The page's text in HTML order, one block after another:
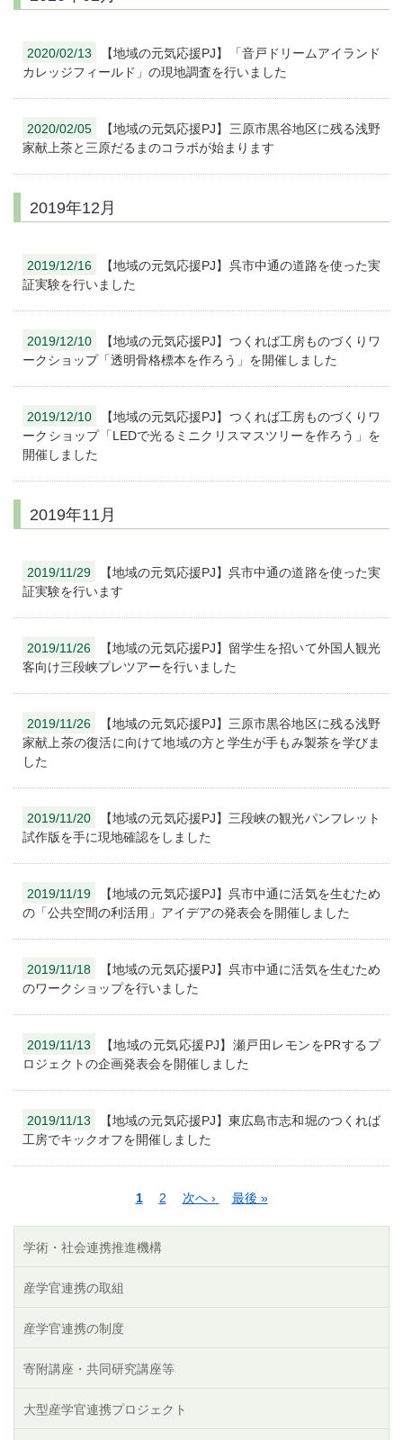
2020/02/13
【地域の元気応援PJ】「音戸ドリームアイランド
カレッジフィールド」の現地調査を行いました
2020/02/05
【地域の元気応援PJ】三原市黒谷地区に残る浅野
家献上茶と三原だるまのコラボが始まります
2019年12月
2019/12/16
【地域の元気応援PJ】呉市中通の道路を使った実
証実験を行いました
2019/12/10
【地域の元気応援PJ】つくれば工房ものづくりワ
ークショップ「透明骨格標本を作ろう」を開催しました
2019/12/10
【地域の元気応援PJ】つくれば工房ものづくりワ
ークショップ「LEDで光るミニクリスマスツリーを作ろう」を
開催しました
2019年11月
2019/11/29
【地域の元気応援PJ】呉市中通の道路を使った実
証実験を行います
2019/11/26
【地域の元気応援PJ】留学生を招いて外国人観光
客向け三段峡プレツアーを行いました
2019/11/26
【地域の元気応援PJ】三原市黒谷地区に残る浅野
家献上茶の復活に向けて地域の方と学生が手もみ製茶を学びま
した
2019/11/20
【地域の元気応援PJ】三段峡の観光パンフレット
試作版を手に現地確認をしました
2019/11/19
【地域の元気応援PJ】呉市中通に活気を生むため
の「公共空間の利活用」アイデアの発表会を開催しました
2019/11/18
【地域の元気応援PJ】呉市中通に活気を生むため
のワークショップを行いました
2019/11/13
【地域の元気応援PJ】瀬戸田レモンをPRするプ
ロジェクトの企画発表会を開催しました
2019/11/13
【地域の元気応援PJ】東広島市志和堀のつくれば
工房でキックオフを開催しました
送
カ
ト
1
ペ
2
次
次へ ›
最
最後 »
学術・社会連携推進機構
産学官連携の取組
産学官連携の制度
寄附講座・共同研究講座等
大型産学官連携プロジェクト